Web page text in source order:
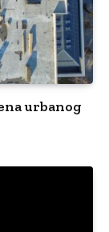
urbanog